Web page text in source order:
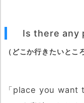
Is there any
（どこか行きたいとこ
「place you want